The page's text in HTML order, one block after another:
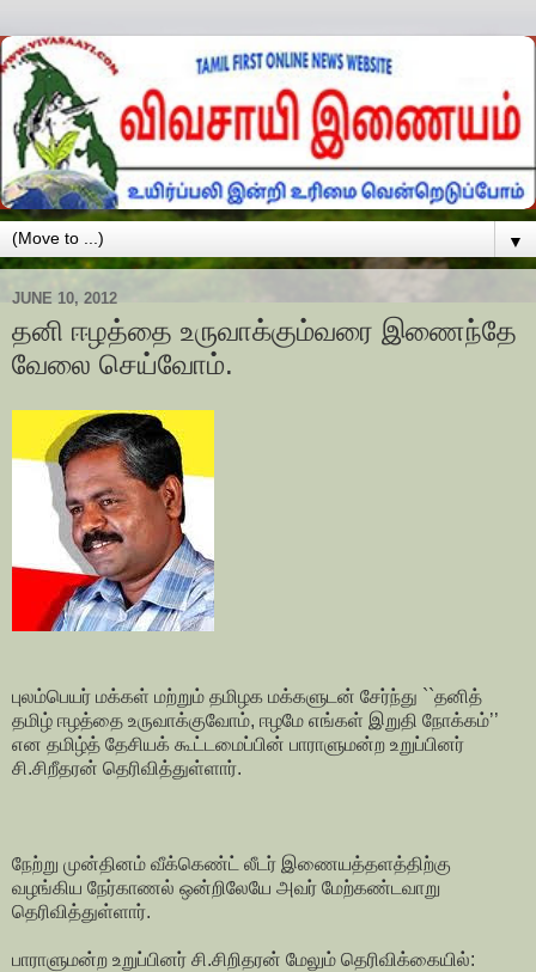
▼
JUNE 10, 2012
தனி ஈழத்தை உருவாக்கும்வரை இணைந்தே
வேலை செய்வோம்.
புலம்பெயர் மக்கள் மற்றும் தமிழக மக்களுடன் சேர்ந்து ``தனித்
தமிழ் ஈழத்தை உருவாக்குவோம், ஈழமே எங்கள் இறுதி நோக்கம்’’
என தமிழ்த் தேசியக் கூட்டமைப்பின் பாராளுமன்ற உறுப்பினர்
சி.சிறீதரன் தெரிவித்துள்ளார்.
நேற்று முன்தினம் வீக்கெண்ட் லீடர் இணையத்தளத்திற்கு
வழங்கிய நேர்காணல் ஒன்றிலேயே அவர் மேற்கண்டவாறு
தெரிவித்துள்ளார்.
பாராளுமன்ற உறுப்பினர் சி.சிறிதரன் மேலும் தெரிவிக்கையில்: